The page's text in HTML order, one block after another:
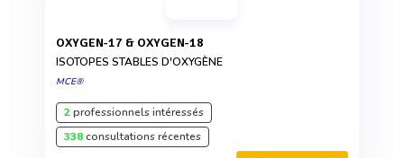
OXYGEN-17 & OXYGEN-18
ISOTOPES STABLES D'OXYGÈNE
MCE®
2professionnels intéressés
338consultations récentes